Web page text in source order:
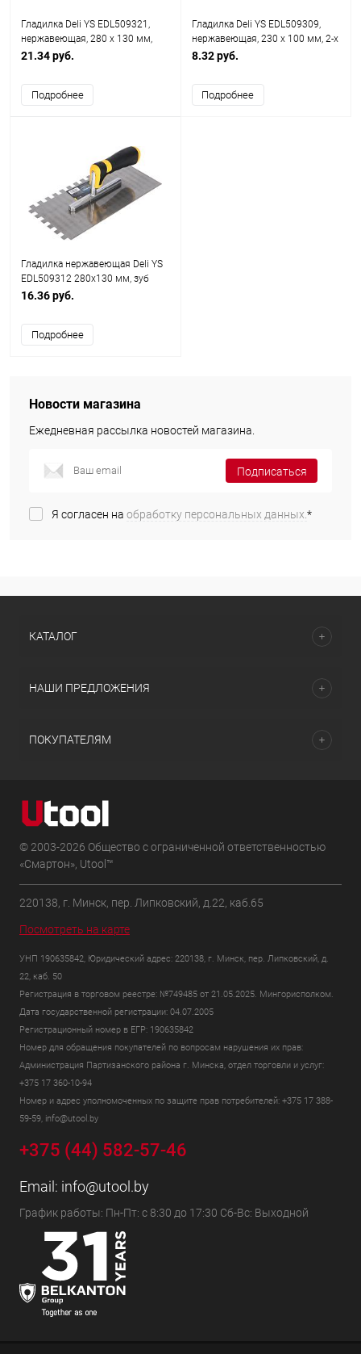
Гладилка Deli YS EDL509321,
нержавеющая, 280 x 130 мм,
зуб 10 x 10 мм
21.34 руб.
Подробнее
Гладилка Deli YS EDL509309,
нержавеющая, 230 x 100 мм, 2-х
компонентная рукоятка
8.32 руб.
Подробнее
Гладилка нержавеющая Deli YS
EDL509312 280x130 мм, зуб
10x10 мм
16.36 руб.
Подробнее
Новости магазина
Ежедневная рассылка новостей магазина.
Подписаться
Я согласен на обработку персональных данных.*
КАТАЛОГ
НАШИ ПРЕДЛОЖЕНИЯ
ПОКУПАТЕЛЯМ
© 2003-2026 Общество с ограниченной ответственностью
«Смартон», Utool™
220138, г. Минск, пер. Липковский, д.22, каб.65
Посмотреть на карте
УНП 190635842, Юридический адрес: 220138, г. Минск, пер. Липковский, д.
22, каб. 50
Регистрация в торговом реестре: №749485 от 21.05.2025. Мингорисполком.
Дата государственной регистрации: 04.07.2005
Регистрационный номер в ЕГР: 190635842
Номер для обращения покупателей по вопросам нарушения их прав:
Администрация Партизанского района г. Минска, отдел торговли и услуг:
+375 17 360-10-94
Номер и адрес уполномоченных по защите прав потребителей: +375 17 388-
59-59, info@utool.by
+375 (44) 582-57-46
Email: info@utool.by
График работы: Пн-Пт: с 8:30 до 17:30 Сб-Вс: Выходной